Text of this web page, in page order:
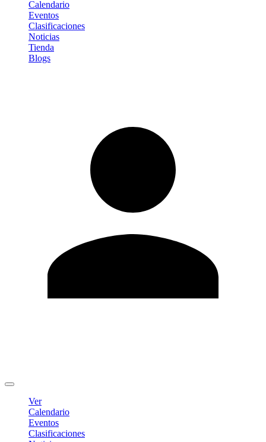
Calendario
Eventos
Clasificaciones
Noticias
Tienda
Blogs
Ver
Calendario
Eventos
Clasificaciones